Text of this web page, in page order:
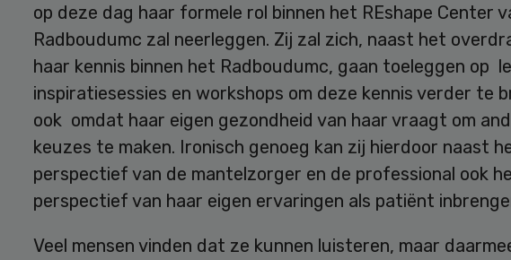
op deze dag haar formele rol binnen het REshape Center
Radboudumc zal neerleggen. Zij zal zich, naast het
haar kennis binnen het Radboudumc, gaan toeleggen op
inspiratiesessies en workshops om deze kennis verder te
ook omdat haar eigen gezondheid van haar vraagt om
keuzes te maken. Ironisch genoeg kan zij hierdoor naast
perspectief van de mantelzorger en de professional ook
perspectief van haar eigen ervaringen als patiënt
Veel mensen vinden dat ze kunnen luisteren, maar